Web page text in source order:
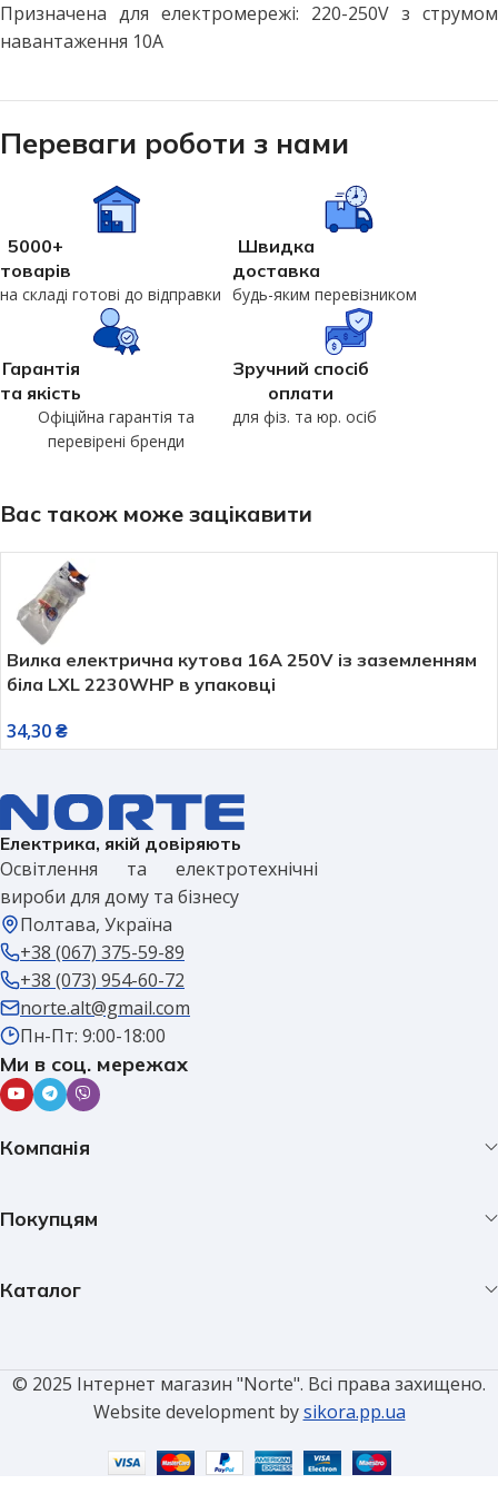
Призначена для електромережі: 220-250V з струмом
навантаження 10A
Переваги роботи з нами
5000+
товарів
на складі готові до відправки
Швидка
доставка
будь-яким перевізником
Гарантія
та якість
Офіційна гарантія та
перевірені бренди
Зручний спосіб
оплати
для фіз. та юр. осіб
Вас також може зацікавити
Вилка електрична кутова 16А 250V із заземленням
біла LXL 2230WHP в упаковці
34,30₴
Електрика, якій довіряють
Освітлення та електротехнічні
вироби для дому та бізнесу
Полтава, Україна
+38 (067) 375-59-89
+38 (073) 954-60-72
norte.alt@gmail.com
Пн-Пт: 9:00-18:00
Ми в соц. мережах
Компанія
Покупцям
Каталог
© 2025 Інтернет магазин "Norte". Всі права захищено.
Website development bysikora.pp.ua
Вилка
електрична